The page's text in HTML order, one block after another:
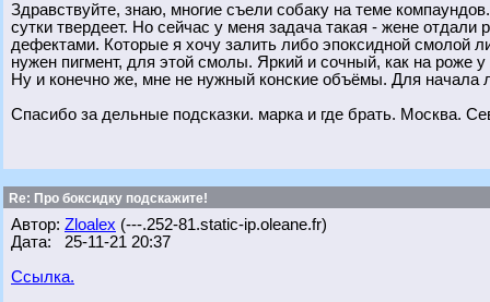
Здравствуйте, знаю, многие съели собаку на теме
сутки твердеет. Но сейчас у меня задача такая - жене
дефектами. Которые я хочу залить либо эпоксидной смолой
нужен пигмент, для этой смолы. Яркий и сочный, как на роже
Ну и конечно же, мне не нужный конские объёмы. Для начала
Спасибо за дельные подсказки. марка и где брать. Москва.
Re: Про боксидку подскажите!
Автор: Zloalex (---.252-81.static-ip.oleane.fr)
Дата: 25-11-21 20:37
Ссылка.